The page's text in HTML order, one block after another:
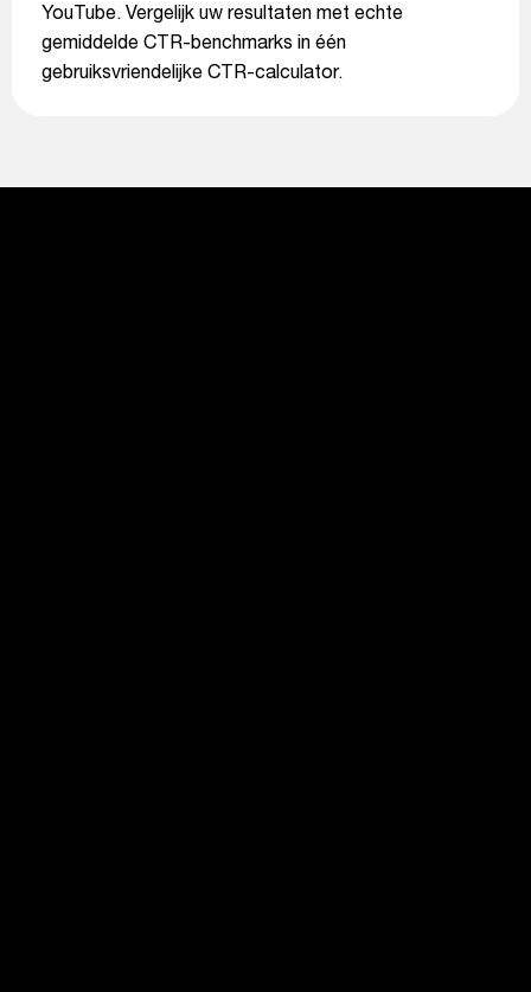
YouTube. Vergelijk uw resultaten met echte
gemiddelde CTR-benchmarks in één
gebruiksvriendelijke CTR-calculator.